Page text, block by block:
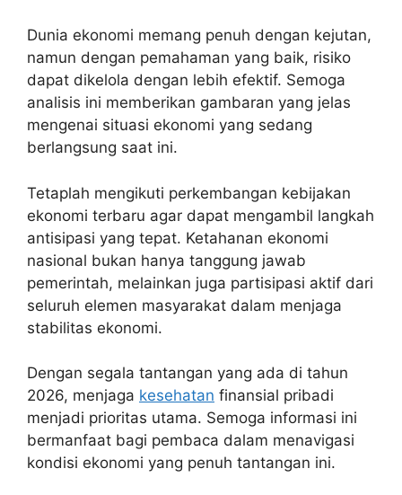
Dunia ekonomi memang penuh dengan kejutan,
namun dengan pemahaman yang baik, risiko
dapat dikelola dengan lebih efektif. Semoga
analisis ini memberikan gambaran yang jelas
mengenai situasi ekonomi yang sedang
berlangsung saat ini.
Tetaplah mengikuti perkembangan kebijakan
ekonomi terbaru agar dapat mengambil langkah
antisipasi yang tepat. Ketahanan ekonomi
nasional bukan hanya tanggung jawab
pemerintah, melainkan juga partisipasi aktif dari
seluruh elemen masyarakat dalam menjaga
stabilitas ekonomi.
Dengan segala tantangan yang ada di tahun
2026, menjaga kesehatan finansial pribadi
menjadi prioritas utama. Semoga informasi ini
bermanfaat bagi pembaca dalam menavigasi
kondisi ekonomi yang penuh tantangan ini.